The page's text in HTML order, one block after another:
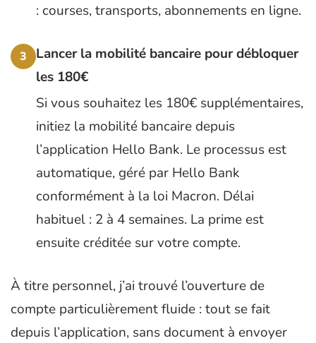
: courses, transports, abonnements en ligne.
3
Lancer la mobilité bancaire pour débloquer
les 180€
Si vous souhaitez les 180€ supplémentaires,
initiez la mobilité bancaire depuis
l’application Hello Bank. Le processus est
automatique, géré par Hello Bank
conformément à la loi Macron. Délai
habituel : 2 à 4 semaines. La prime est
ensuite créditée sur votre compte.
À titre personnel, j’ai trouvé l’ouverture de
compte particulièrement fluide : tout se fait
depuis l’application, sans document à envoyer